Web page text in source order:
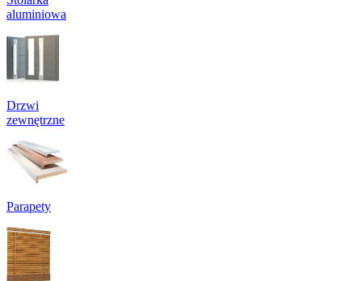
aluminiowa
Drzwi
zewnętrzne
Parapety